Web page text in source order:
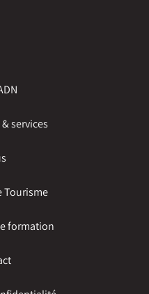
services
Tourisme
formation